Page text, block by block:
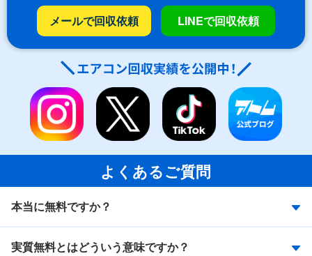
メールで回収依頼 LINEで回収依頼
よくあるご質問
本当に無料ですか？
実質無料とはどういう意味ですか？